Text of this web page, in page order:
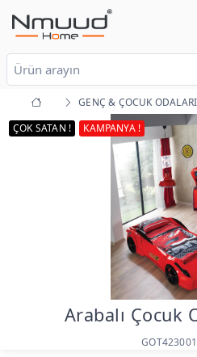
GENÇ & ÇOCUK ODALARI
ÇOK SATAN !
KAMPANYA !
Arabalı Çocuk